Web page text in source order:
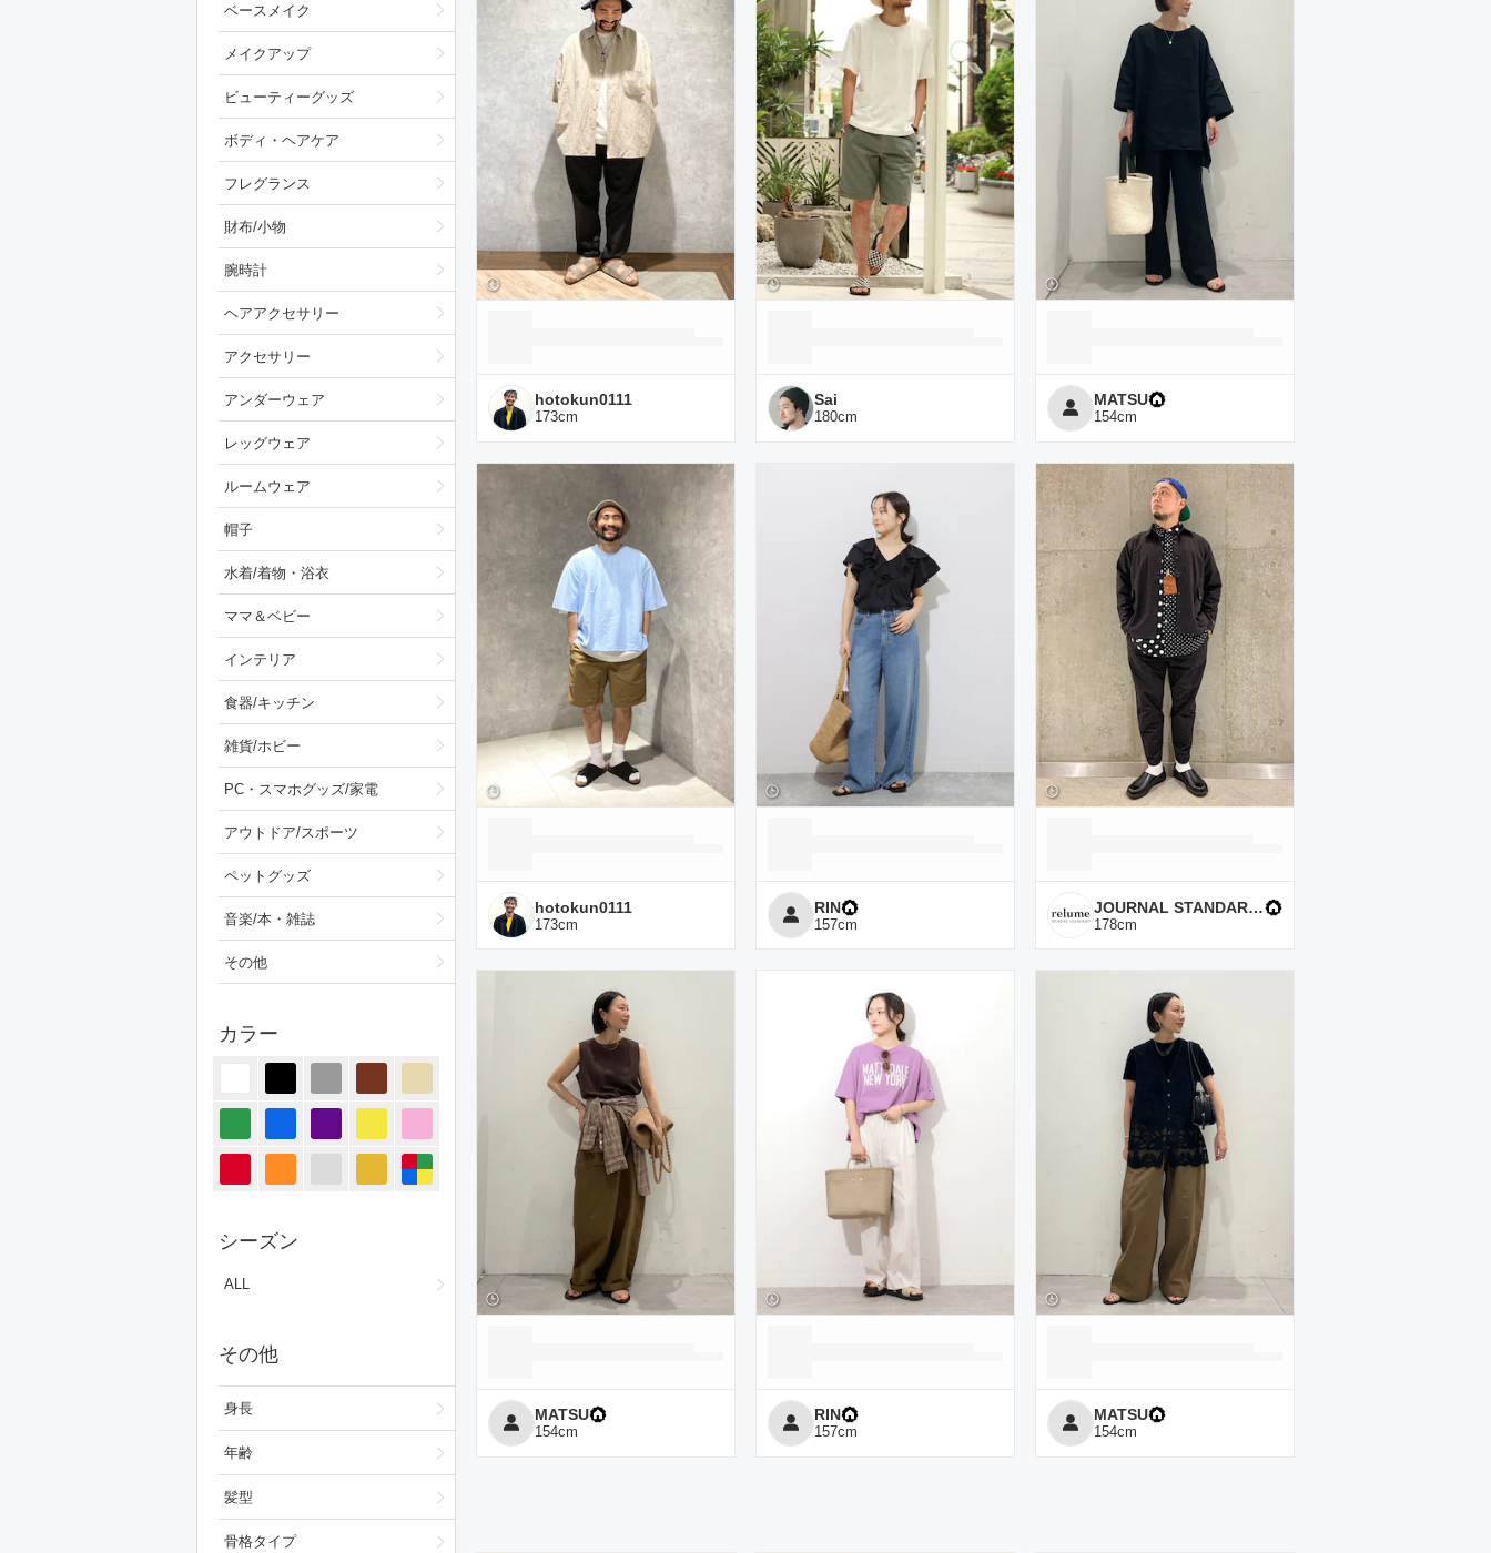
ベースメイク
メイクアップ
ビューティーグッズ
ボディ・ヘアケア
フレグランス
財布/小物
腕時計
ヘアアクセサリー
アクセサリー
アンダーウェア
レッグウェア
ルームウェア
帽子
水着/着物・浴衣
ママ＆ベビー
インテリア
食器/キッチン
雑貨/ホビー
PC・スマホグッズ/家電
アウトドア/スポーツ
ペットグッズ
音楽/本・雑誌
その他
カラー
シーズン
ALL
その他
身長
年齢
髪型
骨格タイプ
hotokun0111
173cm
Sai
180cm
MATSU
154cm
hotokun0111
173cm
RIN
157cm
JOURNAL STANDARD relume
178cm
MATSU
154cm
RIN
157cm
MATSU
154cm